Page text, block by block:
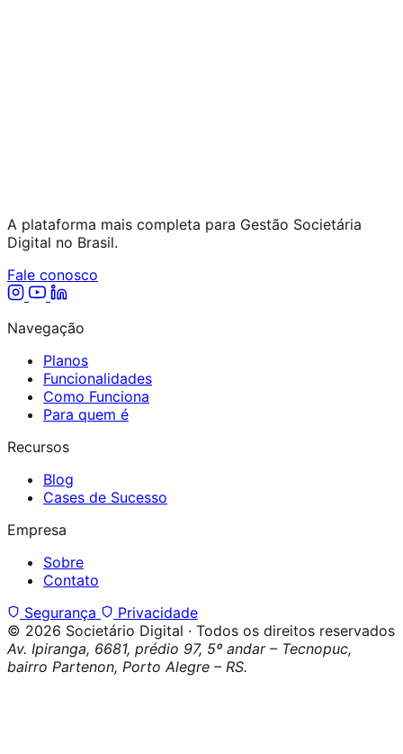
A plataforma mais completa para Gestão Societária
Digital no Brasil.
Fale conosco
Navegação
Planos
Funcionalidades
Como Funciona
Para quem é
Recursos
Blog
Cases de Sucesso
Empresa
Sobre
Contato
Segurança
Privacidade
© 2026 Societário Digital · Todos os direitos reservados
Av. Ipiranga, 6681, prédio 97, 5º andar – Tecnopuc,
bairro Partenon, Porto Alegre – RS.